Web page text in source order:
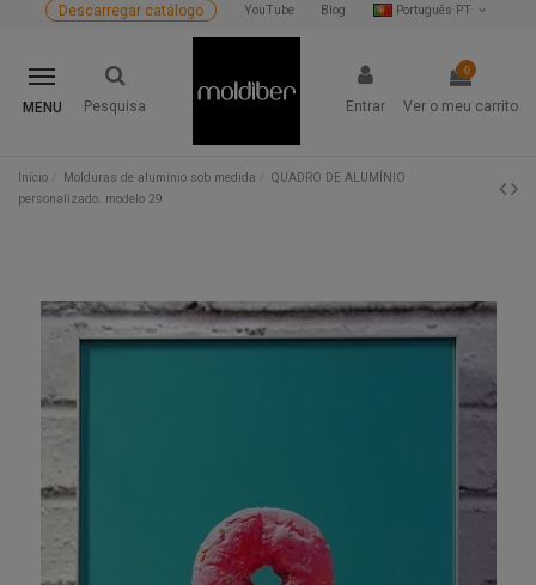
Português PT
Blog
YouTube
Descarregar catálogo
MENU Pesquisa Entrar
0
Ver o meu carrito
Início Molduras de alumínio sob medida
QUADRO DE ALUMÍNIO
personalizado. modelo 29